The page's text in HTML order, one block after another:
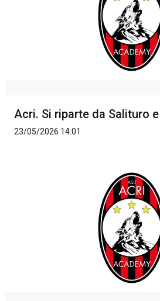
Acri. Si riparte da Salituro
23/05/2026 14:01